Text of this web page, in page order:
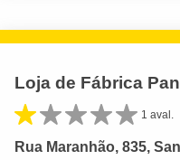
Loja de Fábrica
1 aval.
Rua Maranhão, 835,